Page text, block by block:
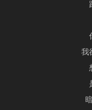
我